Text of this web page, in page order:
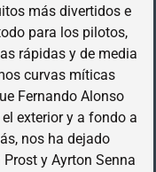
más divertidos e
para los pilotos,
rápidas y de media
curvas míticas
Fernando Alonso
exterior y a fondo a
nos ha dejado
y Ayrton Senna